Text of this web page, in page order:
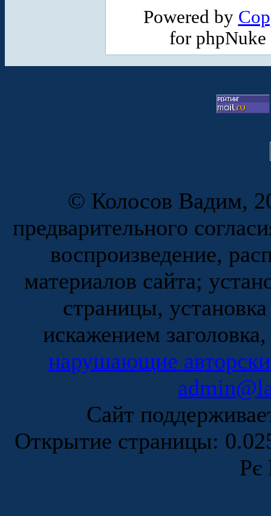
Powered by
for
© Колосов Вадим,
предварительного
воспроизведение,
материалов сайта;
страницы,
искажением
нарушающие
Сайт
Открытие страницы:
Рє